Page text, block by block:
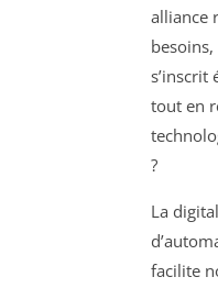
alliance
s’inscrit
tout en
?
La
facilite